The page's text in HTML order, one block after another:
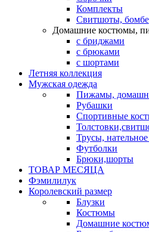
Комплекты
Свитшоты,
Домашние костюмы,
с бриджами
с брюками
с шортами
Летняя коллекция
Мужская одежда
Пижамы,
Рубашки
Спортивные
Трусы, нательное
Футболки
Брюки,шорты
ТОВАР МЕСЯЦА
Фэмилилук
Королевский размер
Блузки
Костюмы
Домашние